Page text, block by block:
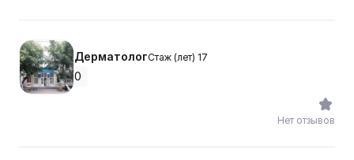
ДерматологСтаж (лет) 17
0
Нет отзывов